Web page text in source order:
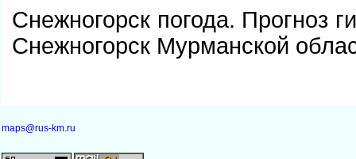
Снежногорск погода. Прогноз
Снежногорск Мурманской
maps@rus-km.ru